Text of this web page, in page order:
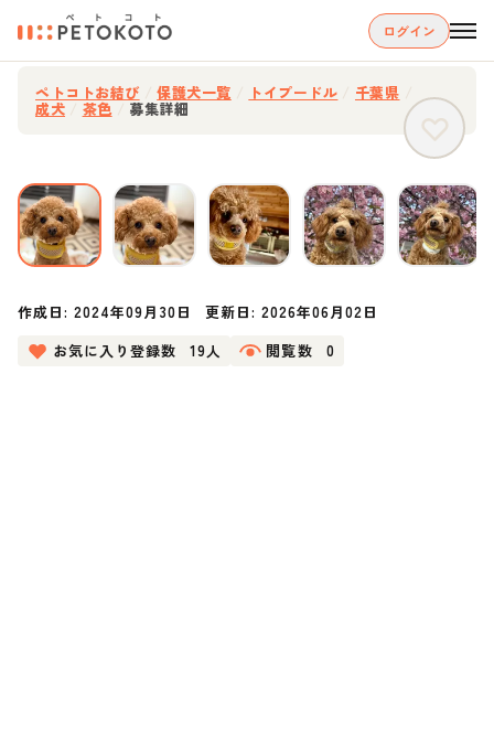
ログイン
ペトコトお結び 保護犬一覧 トイプードル 千葉県
成犬 茶色 募集詳細
作成日:2024年09月30日 更新日: 2026年06月02日
お気に入り登録数
19人 閲覧数 0